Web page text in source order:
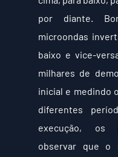
por diante.
microondas
baixo e vice-
milhares de
inicial e medindo
diferentes
execução, os
observar que o